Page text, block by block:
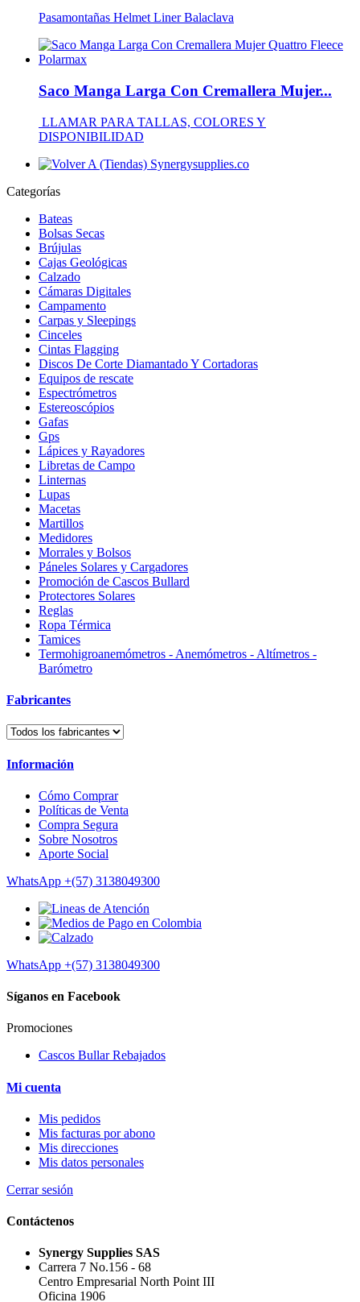
Pasamontañas Helmet Liner Balaclava
Saco Manga Larga Con Cremallera Mujer...
LLAMAR PARA TALLAS, COLORES Y
DISPONIBILIDAD
Categorías
Bateas
Bolsas Secas
Brújulas
Cajas Geológicas
Calzado
Cámaras Digitales
Campamento
Carpas y Sleepings
Cinceles
Cintas Flagging
Discos De Corte Diamantado Y Cortadoras
Equipos de rescate
Espectrómetros
Estereoscópios
Gafas
Gps
Lápices y Rayadores
Libretas de Campo
Linternas
Lupas
Macetas
Martillos
Medidores
Morrales y Bolsos
Páneles Solares y Cargadores
Promoción de Cascos Bullard
Protectores Solares
Reglas
Ropa Térmica
Tamices
Termohigroanemómetros - Anemómetros - Altímetros -
Barómetro
Fabricantes
Información
Cómo Comprar
Políticas de Venta
Compra Segura
Sobre Nosotros
Aporte Social
WhatsApp +(57) 3138049300
WhatsApp +(57) 3138049300
Síganos en Facebook
Promociones
Cascos Bullar Rebajados
Mi cuenta
Mis pedidos
Mis facturas por abono
Mis direcciones
Mis datos personales
Cerrar sesión
Contáctenos
Synergy Supplies SAS
Carrera 7 No.156 - 68
Centro Empresarial North Point III
Oficina 1906